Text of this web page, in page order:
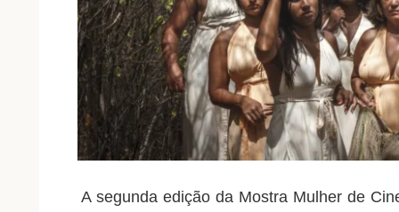
A segunda edição da Mostra Mulher de